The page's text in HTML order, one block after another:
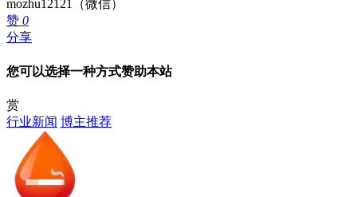
mozhu12121（微信）
赞 0
分享
您可以选择一种方式赞助本站
赏
行业新闻 博主推荐